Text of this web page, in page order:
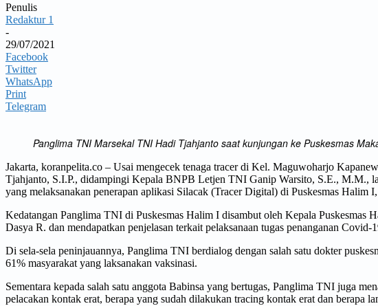
Penulis
Redaktur 1
-
29/07/2021
Facebook
Twitter
WhatsApp
Print
Telegram
Panglima TNI Marsekal TNI Hadi Tjahjanto saat kunjungan ke Puskesmas
Jakarta, koranpelita.co – Usai mengecek tenaga tracer di Kel. Maguwoharjo
Tjahjanto, S.I.P., didampingi Kepala BNPB Letjen TNI Ganip Warsito, S.E., M.M.,
yang melaksanakan penerapan aplikasi Silacak (Tracer Digital) di Puskesmas
Kedatangan Panglima TNI di Puskesmas Halim I disambut oleh Kepala
Dasya R. dan mendapatkan penjelasan terkait pelaksanaan tugas penanganan Covid-
Di sela-sela peninjauannya, Panglima TNI berdialog dengan salah satu dokter
61% masyarakat yang laksanakan vaksinasi.
Sementara kepada salah satu anggota Babinsa yang bertugas, Panglima TNI juga
pelacakan kontak erat, berapa yang sudah dilakukan tracing kontak erat dan berapa